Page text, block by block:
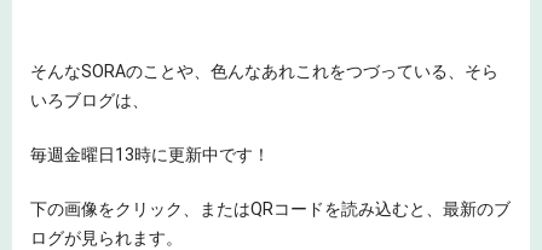
そんなSORAのことや、色んなあれこれをつづっている、そら
いろブログは、
毎週金曜日13時に更新中です！
下の画像をクリック、またはQRコードを読み込むと、最新のブ
ログが見られます。